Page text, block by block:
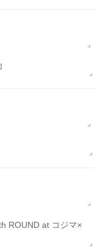
ROUND at コジマ×